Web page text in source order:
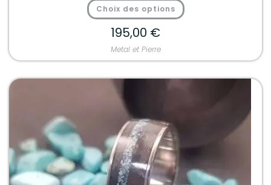
Choix des options
195,00 €
Metal et Pierre